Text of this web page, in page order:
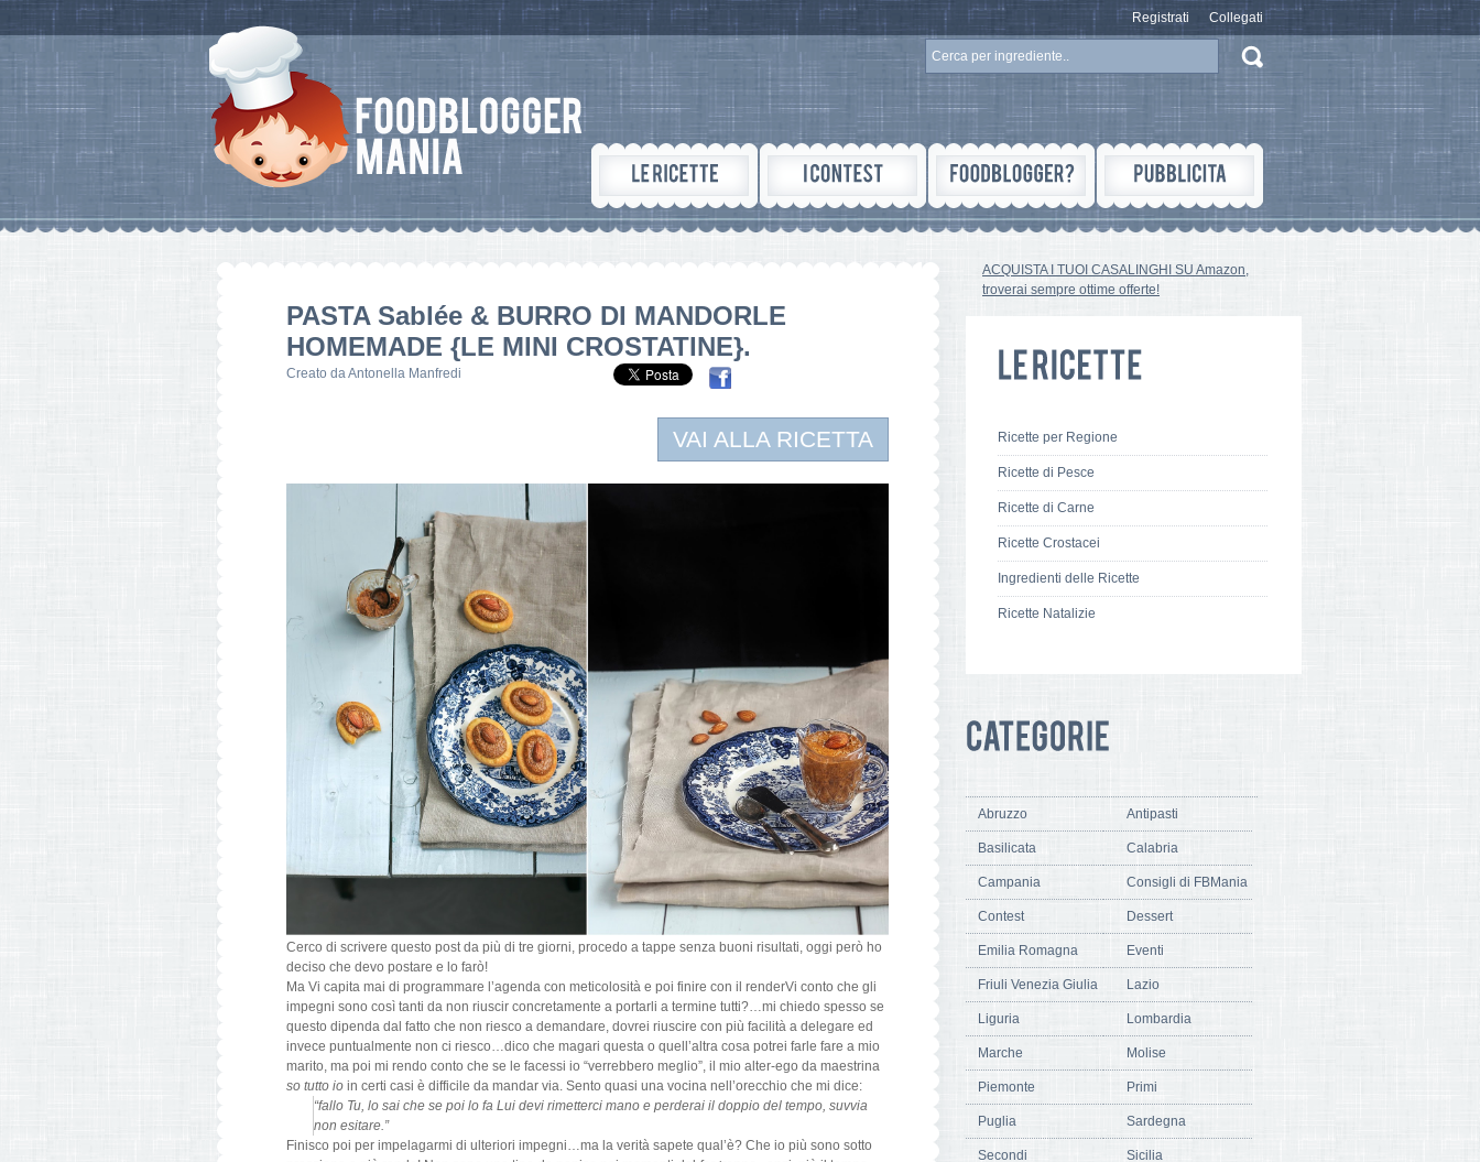
Registrati Collegati
PASTA Sablée & BURRO DI MANDORLE
HOMEMADE {LE MINI CROSTATINE}.
Creato daAntonella Manfredi
VAI ALLA RICETTA
Cerco di scrivere questo post da più di tre giorni, procedo a tappe senza buoni risultati, oggi però ho
deciso che devo postare e lo farò!
Ma Vi capita mai di programmare l’agenda con meticolosità e poi finire con il renderVi conto che gli
impegni sono così tanti da non riuscir concretamente a portarli a termine tutti?…mi chiedo spesso se
questo dipenda dal fatto che non riesco a demandare, dovrei riuscire con più facilità a delegare ed
invece puntualmente non ci riesco…dico che magari questa o quell’altra cosa potrei farle fare a mio
marito, ma poi mi rendo conto che se le facessi io “verrebbero meglio”, il mio alter-ego da maestrina
so tutto io in certi casi è difficile da mandar via. Sento quasi una vocina nell’orecchio che mi dice:
“fallo Tu, lo sai che se poi lo fa Lui devi rimetterci mano e perderai il doppio del tempo, suvvia
non esitare.”
Finisco poi per impelagarmi di ulteriori impegni…ma la verità sapete qual’è? Che io più sono sotto
ACQUISTA I TUOI CASALINGHI SU Amazon,
troverai sempre ottime offerte!
Ricette per Regione
Ricette di Pesce
Ricette di Carne
Ricette Crostacei
Ingredienti delle Ricette
Ricette Natalizie
Abruzzo Antipasti
Basilicata Calabria
Campania Consigli di FBMania
Contest Dessert
Emilia Romagna Eventi
Friuli Venezia Giulia Lazio
Liguria Lombardia
Marche Molise
Piemonte Primi
Puglia Sardegna
Secondi Sicilia